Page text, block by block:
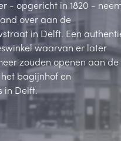
- opgericht in 1820 -
over aan de
in Delft. Een
waarvan er later
zouden openen aan de
het bagijnhof en
in Delft.